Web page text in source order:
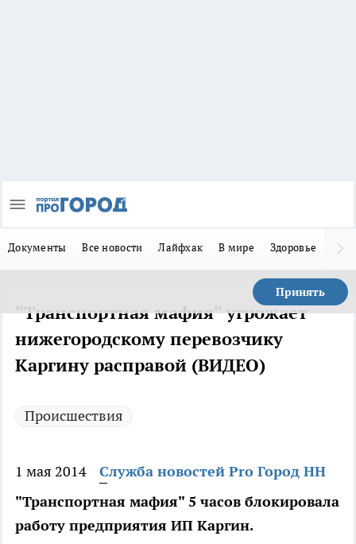
Документы Все новости Лайфхак В мире Здоровье
Принять
"Транспортная мафия" угрожает
нижегородскому перевозчику
Каргину расправой (ВИДЕО)
Происшествия
1 мая 2014
Служба новостей Pro Город НН
"Транспортная мафия" 5 часов блокировала
работу предприятия ИП Каргин.